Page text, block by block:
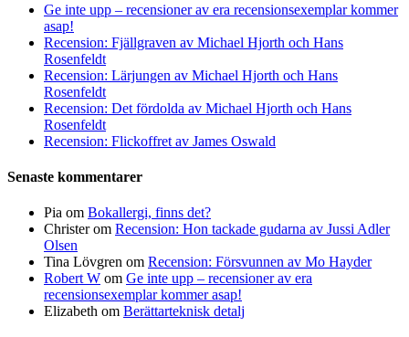
Ge inte upp – recensioner av era recensionsexemplar kommer
asap!
Recension: Fjällgraven av Michael Hjorth och Hans
Rosenfeldt
Recension: Lärjungen av Michael Hjorth och Hans
Rosenfeldt
Recension: Det fördolda av Michael Hjorth och Hans
Rosenfeldt
Recension: Flickoffret av James Oswald
Senaste kommentarer
Pia om Bokallergi, finns det?
Christerom Recension: Hon tackade gudarna av Jussi Adler
Olsen
Tina Lövgren om Recension: Försvunnen av Mo Hayder
Robert W om Ge inte upp – recensioner av era
recensionsexemplar kommer asap!
Elizabeth om Berättarteknisk detalj